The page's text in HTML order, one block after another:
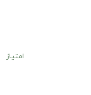
امتیاز